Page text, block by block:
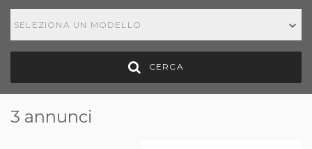
SELEZIONA UN MODELLO
CERCA
3 annunci